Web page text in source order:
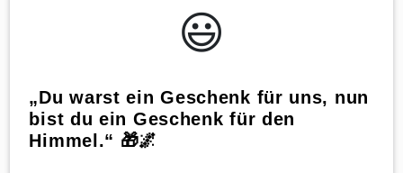
😃️
„Du warst ein Geschenk für uns, nun
bist du ein Geschenk für den
Himmel.“ 🎁🌌